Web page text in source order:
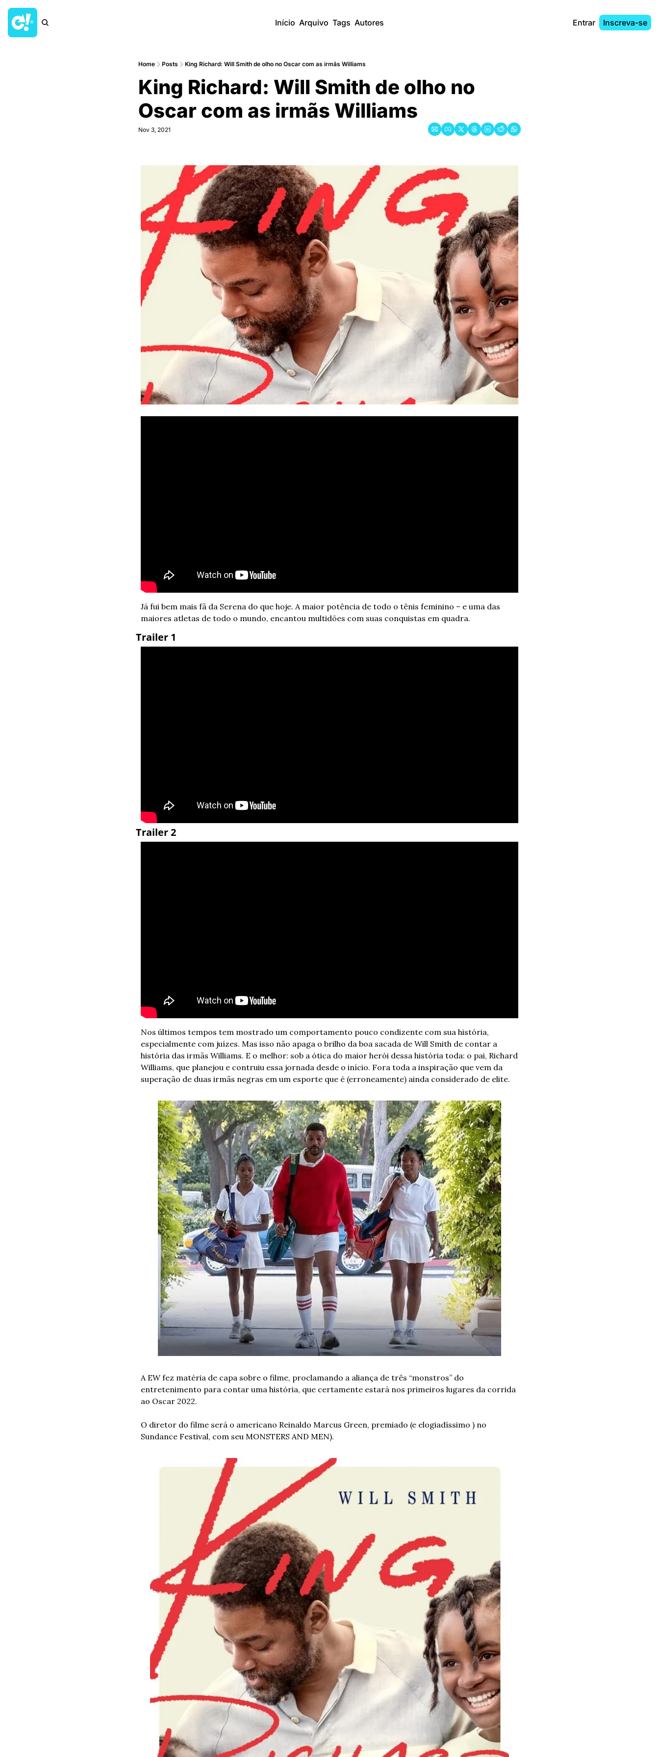
Início Arquivo Tags Autores Entrar Inscreva-se
Home Posts King Richard: Will Smith de olho no Oscar com as irmãs Williams
King Richard: Will Smith de olho no
Oscar com as irmãs Williams
Nov 3, 2021
Já fui bem mais fã da Serena do que hoje. A maior potência de todo o tênis feminino – e uma das
maiores atletas de todo o mundo, encantou multidões com suas conquistas em quadra.
Trailer 1
Trailer 2
Nos últimos tempos tem mostrado um comportamento pouco condizente com sua história,
especialmente com juízes. Mas isso não apaga o brilho da boa sacada de Will Smith de contar a
história das irmãs Williams. E o melhor: sob a ótica do maior herói dessa história toda: o pai, Richard
Williams, que planejou e contruiu essa jornada desde o início. Fora toda a inspiração que vem da
superação de duas irmãs negras em um esporte que é (erroneamente) ainda considerado de elite.
A EW fez matéria de capa sobre o filme, proclamando a aliança de três “monstros” do
entretenimento para contar uma história, que certamente estará nos primeiros lugares da corrida
ao Oscar 2022.
O diretor do filme será o americano Reinaldo Marcus Green, premiado (e elogiadíssimo ) no
Sundance Festival, com seu MONSTERS AND MEN).